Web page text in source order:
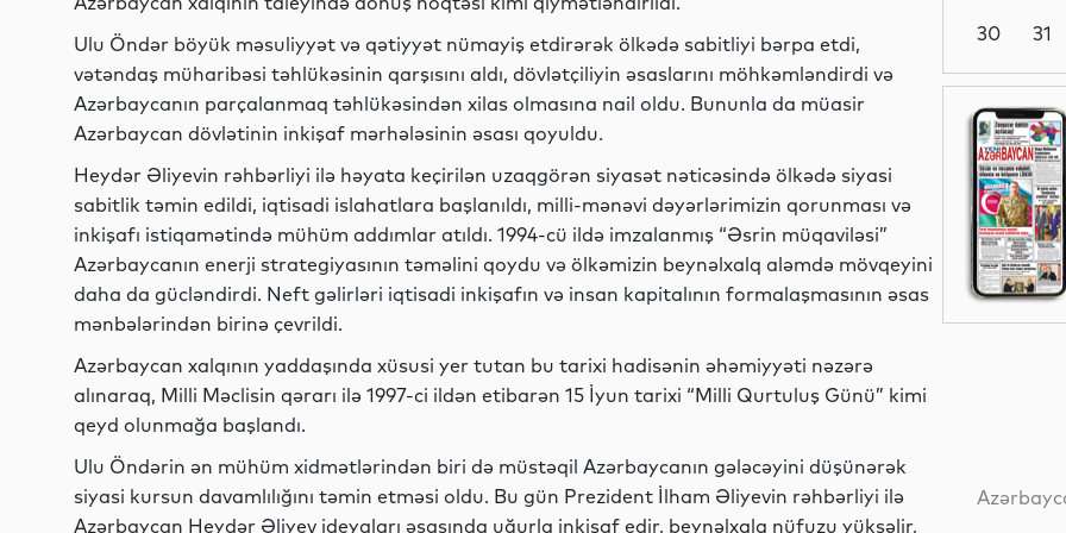
Ulu Öndər böyük məsuliyyət və qətiyyət nümayiş etdirərək ölkədə sabitliyi bərpa etdi,
vətəndaş müharibəsi təhlükəsinin qarşısını aldı, dövlətçiliyin əsaslarını möhkəmləndirdi və
Azərbaycanın parçalanmaq təhlükəsindən xilas olmasına nail oldu. Bununla da müasir
Azərbaycan dövlətinin inkişaf mərhələsinin əsası qoyuldu.
Heydər Əliyevin rəhbərliyi ilə həyata keçirilən uzaqgörən siyasət nəticəsində ölkədə siyasi
sabitlik təmin edildi, iqtisadi islahatlara başlanıldı, milli-mənəvi dəyərlərimizin qorunması və
inkişafı istiqamətində mühüm addımlar atıldı. 1994-cü ildə imzalanmış “Əsrin müqaviləsi”
Azərbaycanın enerji strategiyasının təməlini qoydu və ölkəmizin beynəlxalq aləmdə mövqeyini
daha da gücləndirdi. Neft gəlirləri iqtisadi inkişafın və insan kapitalının formalaşmasının əsas
mənbələrindən birinə çevrildi.
Azərbaycan xalqının yaddaşında xüsusi yer tutan bu tarixi hadisənin əhəmiyyəti nəzərə
alınaraq, Milli Məclisin qərarı ilə 1997-ci ildən etibarən 15 İyun tarixi “Milli Qurtuluş Günü” kimi
qeyd olunmağa başlandı.
Ulu Öndərin ən mühüm xidmətlərindən biri də müstəqil Azərbaycanın gələcəyini düşünərək
siyasi kursun davamlılığını təmin etməsi oldu. Bu gün Prezident İlham Əliyevin rəhbərliyi ilə
Azərbaycan Heydər Əliyev ideyaları əsasında uğurla inkişaf edir, beynəlxalq nüfuzu yüksəlir,
Siyasət
Dünya
30
31